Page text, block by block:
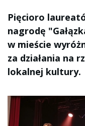
Pięcioro
nagrodę
w mieście
za działania na
lokalnej kultury.